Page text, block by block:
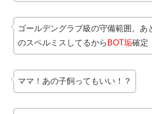
ゴールデングラブ級の守備範囲。あ
のスペルミスしてるから BOT垢確定
ママ！あの子飼ってもいい！？